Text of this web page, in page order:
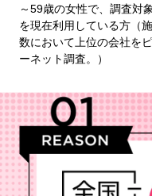
～59歳の女性で、調査対
を現在利用している方（
数において上位の会社を
ーネット調査。）